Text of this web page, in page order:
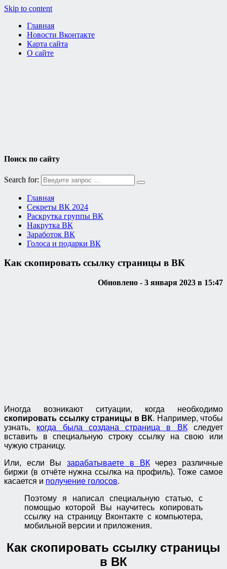
Skip to content
Главная
Новости Вконтакте
Карта сайта
О сайте
Поиск по сайту
Search for:
Главная
Секреты ВК 2024
Раскрутка группы ВК
Накрутка ВК
Заработок ВК
Голоса и подарки ВК
Как скопировать ссылку страницы в ВК
Обновлено - 3 января 2023 в 15:47
Иногда возникают ситуации, когда необходимо
скопировать ссылку страницы в ВК. Например, чтобы
узнать, когда была создана страница в ВКследует
вставить в специальную строку ссылку на свою или
чужую страницу.
Или, если Вызарабатываете в ВКчерез различные
биржи (в отчёте нужна ссылка на профиль). Тоже самое
касается и получение голосов.
Поэтому я написал специальную статью, с
помощью которой Вы научитесь копировать
ссылку на страницу Вконтакте с компьютера,
мобильной версии и приложения.
Как скопировать ссылку страницы
в ВК